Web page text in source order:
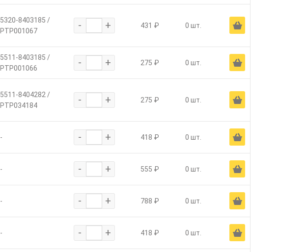
5320-8403185 /
РТР001067
- + 431 ₽ 0 шт. Ä
5511-8403185 /
РТР001066
- + 275 ₽ 0 шт. Ä
5511-8404282 /
РТР034184
- + 275 ₽ 0 шт. Ä
- - + 418 ₽ 0 шт. Ä
- - + 555 ₽ 0 шт. Ä
- - + 788 ₽ 0 шт. Ä
- - + 418 ₽ 0 шт. Ä